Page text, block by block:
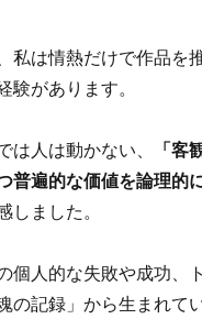
私は情熱だけで作品を
験があります。
は人は動かない、
「客
普遍的な価値を論理的
しました。
個人的な失敗や成功、
の記録」から生まれてい